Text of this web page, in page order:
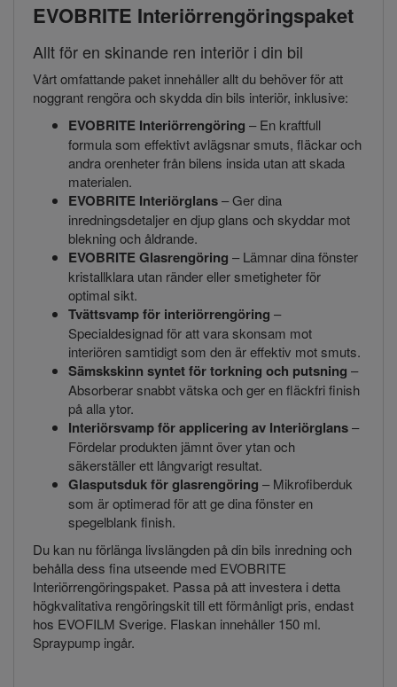
EVOBRITE Interiörrengöringspaket
Allt för en skinande ren interiör i din bil
Vårt omfattande paket innehåller allt du behöver för att
noggrant rengöra och skydda din bils interiör, inklusive:
EVOBRITE Interiörrengöring – En kraftfull
formula som effektivt avlägsnar smuts, fläckar och
andra orenheter från bilens insida utan att skada
materialen.
EVOBRITE Interiörglans– Ger dina
inredningsdetaljer en djup glans och skyddar mot
blekning och åldrande.
EVOBRITE Glasrengöring – Lämnar dina fönster
kristallklara utan ränder eller smetigheter för
optimal sikt.
Tvättsvamp för interiörrengöring –
Specialdesignad för att vara skonsam mot
interiören samtidigt som den är effektiv mot smuts.
Sämskskinn syntet för torkning och putsning –
Absorberar snabbt vätska och ger en fläckfri finish
på alla ytor.
Interiörsvamp för applicering av Interiörglans–
Fördelar produkten jämnt över ytan och
säkerställer ett långvarigt resultat.
Glasputsduk för glasrengöring – Mikrofiberduk
som är optimerad för att ge dina fönster en
spegelblank finish.
Du kan nu förlänga livslängden på din bils inredning och
behålla dess fina utseende med EVOBRITE
Interiörrengöringspaket. Passa på att investera i detta
högkvalitativa rengöringskit till ett förmånligt pris, endast
hos EVOFILM Sverige. Flaskan innehåller 150 ml.
Spraypump ingår.